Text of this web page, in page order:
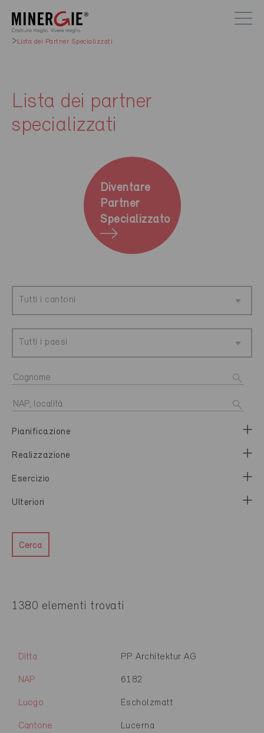
Lista dei Partner Specializzati
Lista dei partner
specializzati
Diventare
Partner
Specializzato
Tutti i cantoni
Tutti i paesi
Pianificazione
Realizzazione
Esercizio
Ulteriori
Cerca
1380 elementi trovati
Ditta PP Architektur AG
NAP 6182
Luogo Escholzmatt
Cantone Lucerna